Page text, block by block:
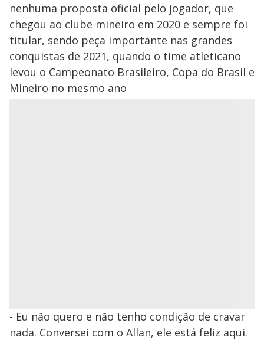
nenhuma proposta oficial pelo jogador, que
chegou ao clube mineiro em 2020 e sempre foi
titular, sendo peça importante nas grandes
conquistas de 2021, quando o time atleticano
levou o Campeonato Brasileiro, Copa do Brasil e
Mineiro no mesmo ano
- Eu não quero e não tenho condição de cravar
nada. Conversei com o Allan, ele está feliz aqui.